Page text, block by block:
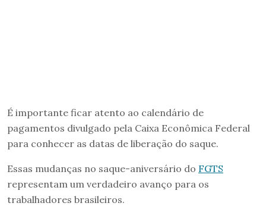
É importante ficar atento ao calendário de
pagamentos divulgado pela Caixa Econômica Federal
para conhecer as datas de liberação do saque.
Essas mudanças no saque-aniversário do FGTS
representam um verdadeiro avanço para os
trabalhadores brasileiros.